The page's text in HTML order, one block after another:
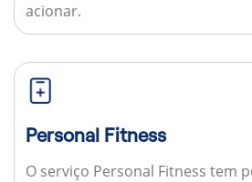
acionar.
Personal Fitness
O serviço Personal Fitness tem